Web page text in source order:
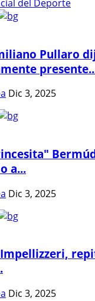
del Deporte
Pullaro
Dic 3, 2025
a...
Dic 3, 2025
Dic 3, 2025